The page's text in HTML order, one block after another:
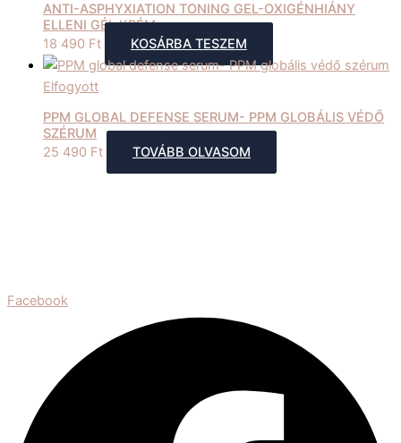
ANTI-ASPHYXIATION TONING GEL-OXIGÉNHIÁNY
ELLENI GÉL KRÉM
18 490 Ft KOSÁRBA TESZEM
Elfogyott
PPM GLOBAL DEFENSE SERUM- PPM GLOBÁLIS VÉDŐ
SZÉRUM
25 490 Ft TOVÁBB OLVASOM
Facebook